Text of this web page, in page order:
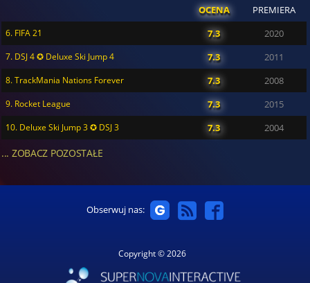
OCENA PREMIERA
6. FIFA 21 7.3 2020
7. DSJ 4 ✪ Deluxe Ski Jump 4 7.3 2011
8. TrackMania Nations Forever 7.3 2008
9. Rocket League 7.3 2015
10. Deluxe Ski Jump 3 ✪ DSJ 3 7.3 2004
... ZOBACZ POZOSTAŁE
Obserwuj nas:
Copyright © 2026